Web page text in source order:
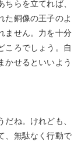
らを立てれば、
た銅像の王子のよ
ません。力を十分
ころでしょう。自
かせるといいよう
ね。けれども、
、無駄なく行動で